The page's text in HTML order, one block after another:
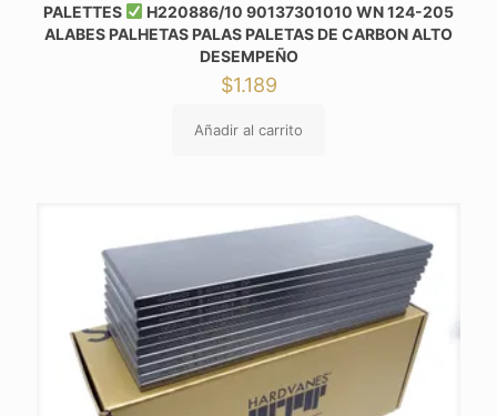
PALETTES
H220886/10 90137301010 WN 124-205
ALABES PALHETAS PALAS PALETAS DE CARBON ALTO
DESEMPEÑO
$1.189
Añadir al carrito